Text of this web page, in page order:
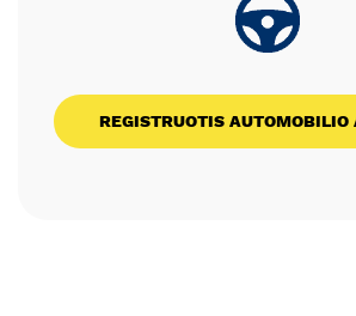
REGISTRUOTIS AUTOMOBILIO